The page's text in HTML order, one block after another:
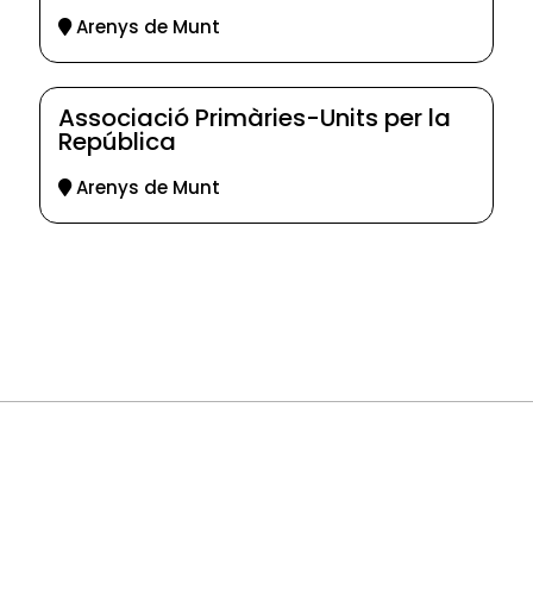
Arenys de Munt
Associació Primàries-Units per la
República
Arenys de Munt